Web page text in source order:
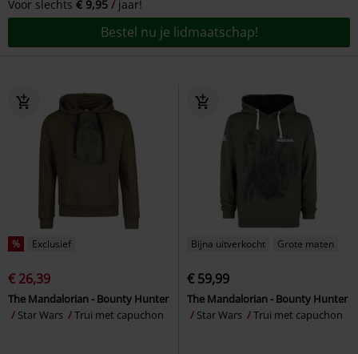
Voor slechts € 9,95 jaar!
Bestel nu je lidmaatschap!
% Exclusief
€ 26,39
The Mandalorian - Bounty Hunter
Star Wars
Trui met capuchon
Bijna uitverkocht Grote maten
€ 59,99
The Mandalorian - Bounty Hunter
Star Wars
Trui met capuchon